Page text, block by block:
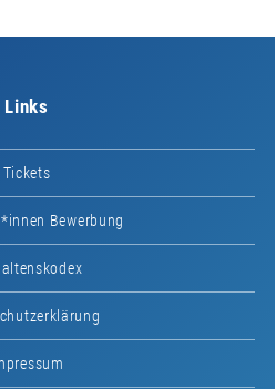
Links
Tickets
Bewerbung